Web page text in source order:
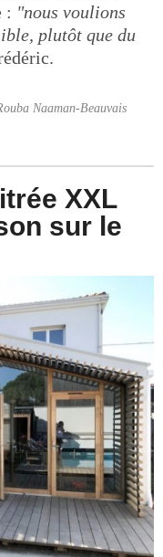
: "nous voulions
plutôt que du
Naaman-Beauvais
XXL
sur le